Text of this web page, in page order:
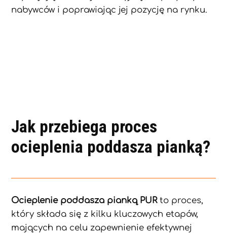
nabywców i poprawiając jej pozycję na rynku.
Jak przebiega proces
ocieplenia poddasza pianką?
Ocieplenie poddasza pianką PURto proces,
który składa się z kilku kluczowych etapów,
mających na celu zapewnienie efektywnej